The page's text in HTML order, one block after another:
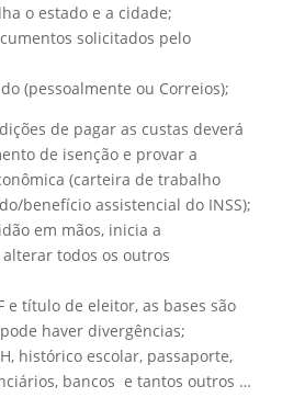
o estado e a cidade;
solicitados pelo
(pessoalmente ou Correios);
de pagar as custas deverá
de isenção e provar a
(carteira de trabalho
benefício assistencial do INSS);
em mãos, inicia a
todos os outros
e título de eleitor, as bases são
haver divergências;
histórico escolar, passaporte,
bancos e tantos outros …